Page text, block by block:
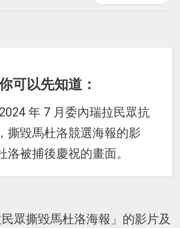
可以先知道：
年 7 月委內瑞拉民眾抗
撕毀馬杜洛競選海報的影
洛被捕後慶祝的畫面。
眾撕毀馬杜洛海報」的影片及